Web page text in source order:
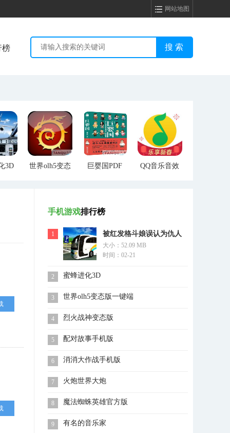
网站地图
榜
3D
世界olh5变态
巨婴国PDF
QQ音乐音效
手机游戏排行榜
1 被红发格斗娘误认为仇人
大小：52.09 MB
时间：02-21
2 蜜蜂进化3D
3 世界olh5变态版一键端
4 烈火战神变态版
5 配对故事手机版
6 消消大作战手机版
7 火炮世界大炮
8 魔法蜘蛛英雄官方版
9 有名的音乐家